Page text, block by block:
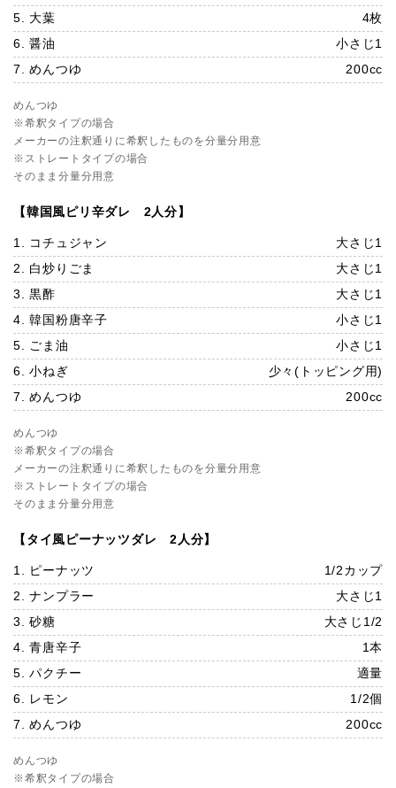
5. 大葉
4枚
6. 醤油
小さじ1
7. めんつゆ
200cc
めんつゆ
※希釈タイプの場合
メーカーの注釈通りに希釈したものを分量分用意
※ストレートタイプの場合
そのまま分量分用意
【韓国風ピリ辛ダレ 2人分】
1. コチュジャン
大さじ1
2. 白炒りごま
大さじ1
3. 黒酢
大さじ1
4. 韓国粉唐辛子
小さじ1
5. ごま油
小さじ1
6. 小ねぎ
少々(トッピング用)
7. めんつゆ
200cc
めんつゆ
※希釈タイプの場合
メーカーの注釈通りに希釈したものを分量分用意
※ストレートタイプの場合
そのまま分量分用意
【タイ風ピーナッツダレ 2人分】
1. ピーナッツ
1/2カップ
2. ナンプラー
大さじ1
3. 砂糖
大さじ1/2
4. 青唐辛子
1本
5. パクチー
適量
6. レモン
1/2個
7. めんつゆ
200cc
めんつゆ
※希釈タイプの場合